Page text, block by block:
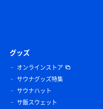
グッズ
オンラインストア
サウナグッズ特集
サウナハット
サ飯スウェット